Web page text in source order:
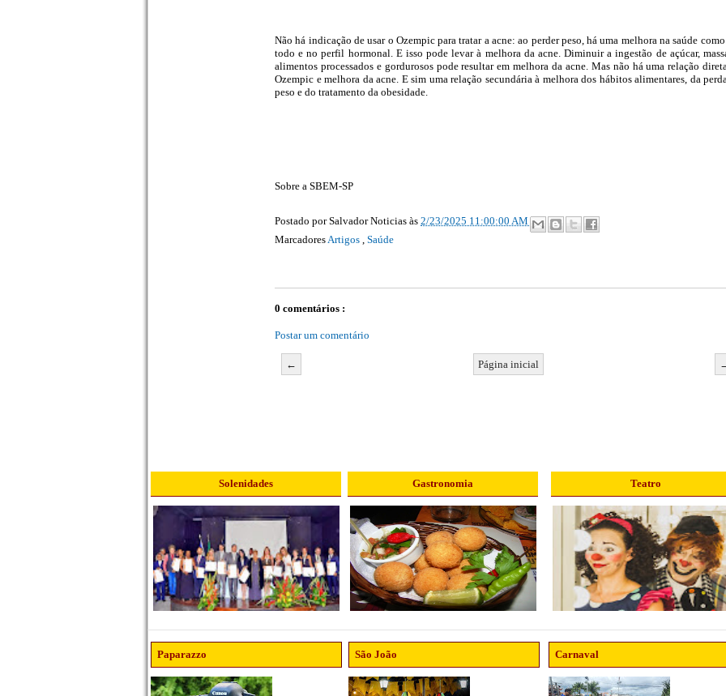
Não há indicação de usar o Ozempic para tratar a acne: ao perder peso, há uma melhora na saúde
todo e no perfil hormonal. E isso pode levar à melhora da acne. Diminuir a ingestão de açúcar,
alimentos processados e gordurosos pode resultar em melhora da acne. Mas não há uma relação
Ozempic e melhora da acne. E sim uma relação secundária à melhora dos hábitos alimentares, da
peso e do tratamento da obesidade.
Sobre a SBEM-SP
Postado porSalvador Noticias às 2/23/2025 11:00:00 AM
Marcadores Artigos Saúde
0 comentários :
Postar um comentário
← Página inicial
Solenidades Gastronomia Teatro
Paparazzo São João Carnaval